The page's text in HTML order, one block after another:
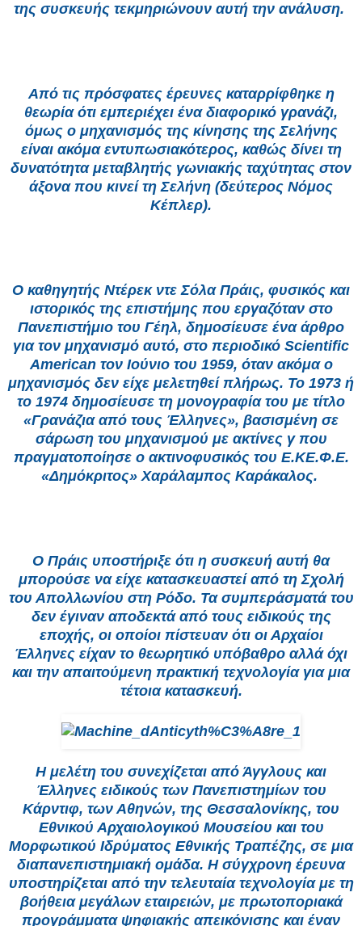
της συσκευής τεκμηριώνουν αυτή την ανάλυση.
Από τις πρόσφατες έρευνες καταρρίφθηκε η
θεωρία ότι εμπεριέχει ένα διαφορικό γρανάζι,
όμως ο μηχανισμός της κίνησης της Σελήνης
είναι ακόμα εντυπωσιακότερος, καθώς δίνει τη
δυνατότητα μεταβλητής γωνιακής ταχύτητας στον
άξονα που κινεί τη Σελήνη (δεύτερος Νόμος
Κέπλερ).
Ο καθηγητής Ντέρεκ ντε Σόλα Πράις, φυσικός και
ιστορικός της επιστήμης που εργαζόταν στο
Πανεπιστήμιο του Γέηλ, δημοσίευσε ένα άρθρο
για τον μηχανισμό αυτό, στο περιοδικό Scientific
American τον Ιούνιο του 1959, όταν ακόμα ο
μηχανισμός δεν είχε μελετηθεί πλήρως. Το 1973 ή
το 1974 δημοσίευσε τη μονογραφία του με τίτλο
«Γρανάζια από τους Έλληνες», βασισμένη σε
σάρωση του μηχανισμού με ακτίνες γ που
πραγματοποίησε ο ακτινοφυσικός του Ε.ΚΕ.Φ.Ε.
«Δημόκριτος» Χαράλαμπος Καράκαλος.
Ο Πράις υποστήριξε ότι η συσκευή αυτή θα
μπορούσε να είχε κατασκευαστεί από τη Σχολή
του Απολλωνίου στη Ρόδο. Τα συμπεράσματά του
δεν έγιναν αποδεκτά από τους ειδικούς της
εποχής, οι οποίοι πίστευαν ότι οι Αρχαίοι
Έλληνες είχαν το θεωρητικό υπόβαθρο αλλά όχι
και την απαιτούμενη πρακτική τεχνολογία για μια
τέτοια κατασκευή.
Η μελέτη του συνεχίζεται από Άγγλους και
Έλληνες ειδικούς των Πανεπιστημίων του
Κάρντιφ, των Αθηνών, της Θεσσαλονίκης, του
Εθνικού Αρχαιολογικού Μουσείου και του
Μορφωτικού Ιδρύματος Εθνικής Τραπέζης, σε μια
διαπανεπιστημιακή ομάδα. Η σύγχρονη έρευνα
υποστηρίζεται από την τελευταία τεχνολογία με τη
βοήθεια μεγάλων εταιρειών, με πρωτοποριακά
προγράμματα ψηφιακής απεικόνισης και έναν